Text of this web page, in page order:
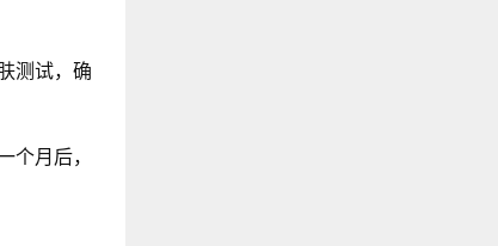
测试，确
月后，